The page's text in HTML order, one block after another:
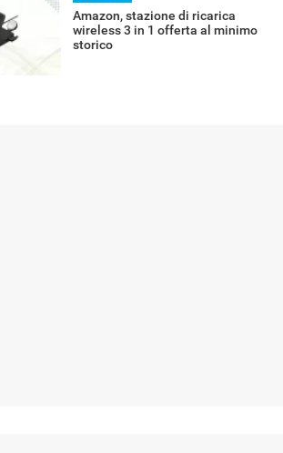
Amazon, stazione di ricarica
wireless 3 in 1 offerta al minimo
storico